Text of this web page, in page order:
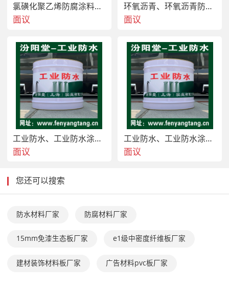
氯磺化聚乙烯防腐涂料、氯磺化聚乙烯防腐漆、氯磺化
面议
环氧沥青、环氧沥青防腐涂料适用于钢管的防锈防腐
面议
工业防水、工业防水涂料现货直供
面议
工业防水、工业防水涂料现货销售
面议
您还可以搜索
防水材料厂家 防腐材料厂家
15mm免漆生态板厂家 e1级中密度纤维板厂家
建材装饰材料板厂家 广告材料pvc板厂家